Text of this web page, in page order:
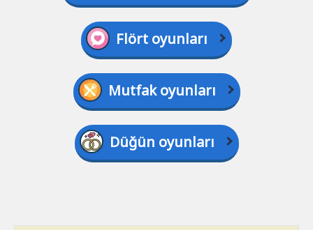
Flört oyunları
Mutfak oyunları
Düğün oyunları